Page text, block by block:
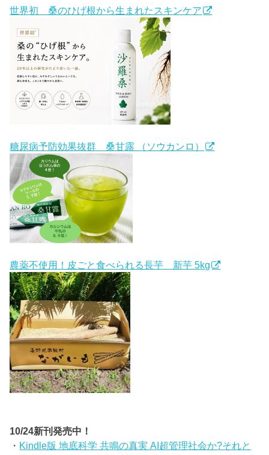
世界初 桑のひげ根から生まれたスキンケア
糖尿病予防効果抜群 桑甘露 （ソウカンロ）
農薬不使用！皮ごと食べられる長芋 新芋 5kg
10/24新刊発売中！
・ Kindle版 地底科学 共鳴の真実 AI超管理社会か?それと